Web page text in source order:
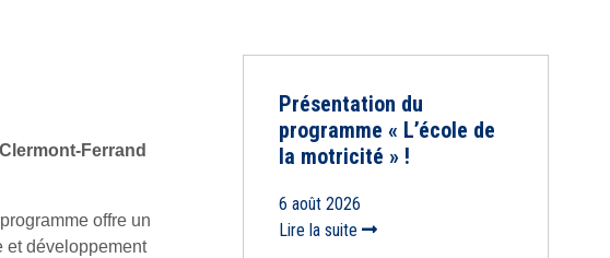
Ferrand
offre un
et développement
Présentation du
programme « L’école de
la motricité » !
6 août 2026
Lire la suite